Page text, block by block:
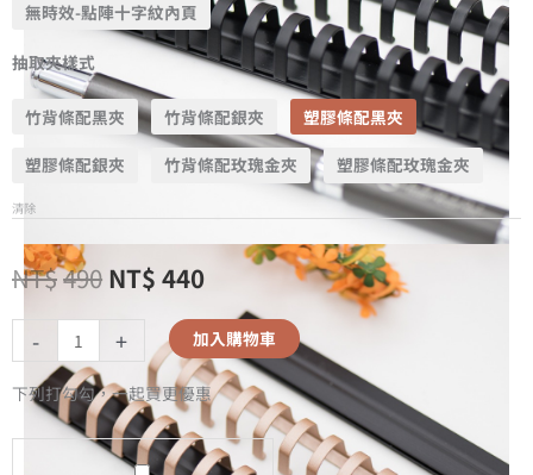
無時效-點陣十字紋內頁
抽取夾樣式
竹背條配黑夾 竹背條配銀夾 塑膠條配黑夾
塑膠條配銀夾 竹背條配玫瑰金夾 塑膠條配玫瑰金夾
清除
NT$490 NT$ 440
- + 加入購物車
下列打勾勾，一起買更優惠